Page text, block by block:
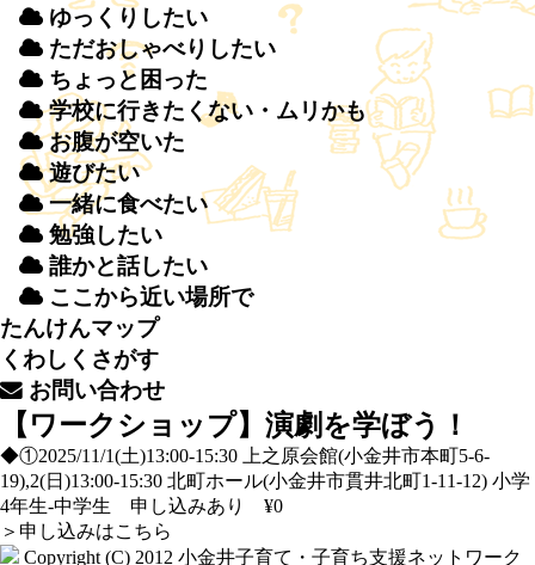
ゆっくりしたい
ただおしゃべりしたい
ちょっと 困 った
学校に行きたくない・ムリかも
お腹が空いた
遊びたい
一緒に食べたい
勉強したい
誰かと話したい
ここから近い場所で
たんけんマップ
くわしくさがす
お問い合わせ
【ワークショップ】演劇を学ぼう！
◆①2025/11/1(土)13:00-15:30 上之原会館(小金井市本町5-6-
19),2(日)13:00-15:30 北町ホール(小金井市貫井北町1-11-12) 小学
4年生-中学生 申し込みあり ¥0
＞ 申し込みはこちら
Copyright (C) 2012 小金井子育て・子育ち支援ネットワーク